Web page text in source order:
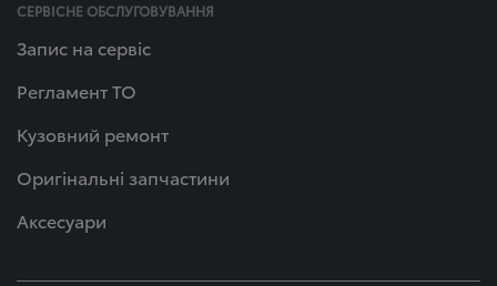
СЕРВІСНЕ ОБСЛУГОВУВАННЯ
Запис на сервіс
Регламент ТО
Кузовний ремонт
Оригінальні запчастини
Аксесуари